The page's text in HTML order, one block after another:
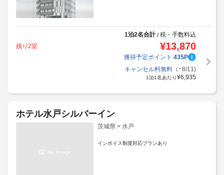
1泊2名合計/税・手数料込
残り2室
¥13,870
獲得予定ポイント:435P
キャンセル料無料（~8/11)
1泊1名あたり¥6,935
ホテル水戸シルバーイン
茨城県 > 水戸
インボイス制度対応プランあり